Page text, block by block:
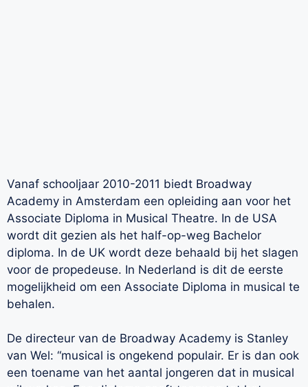
Vanaf schooljaar 2010-2011 biedt Broadway
Academy in Amsterdam een opleiding aan voor het
Associate Diploma in Musical Theatre. In de USA
wordt dit gezien als het half-op-weg Bachelor
diploma. In de UK wordt deze behaald bij het slagen
voor de propedeuse. In Nederland is dit de eerste
mogelijkheid om een Associate Diploma in musical te
behalen.
De directeur van de Broadway Academy is Stanley
van Wel: “musical is ongekend populair. Er is dan ook
een toename van het aantal jongeren dat in musical